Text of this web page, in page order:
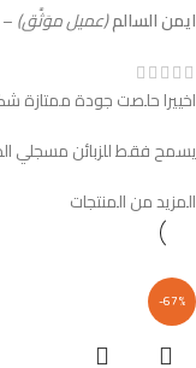
ايمن السالم(عميل موَثَّق)–
اخييرا حلصت جودة ممتازة
يسمح فقط للزبائن مسجلي
المزيد من المنتجات
-67%